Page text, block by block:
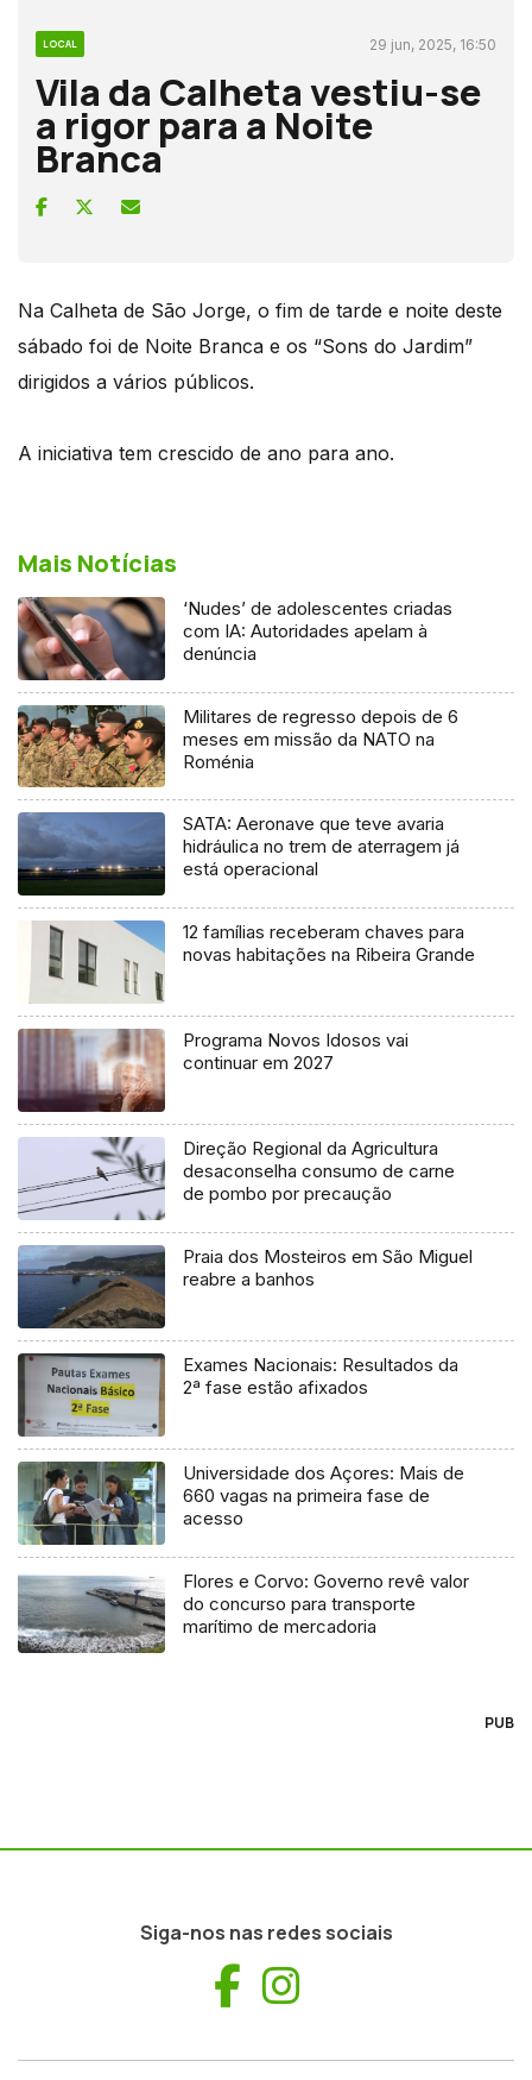
LOCAL 29 jun, 2025, 16:50
Vila da Calheta vestiu-se
a rigor para a Noite
Branca
Na Calheta de São Jorge, o fim de tarde e noite deste
sábado foi de Noite Branca e os “Sons do Jardim”
dirigidos a vários públicos.
A iniciativa tem crescido de ano para ano.
Mais Notícias
‘Nudes’ de adolescentes criadas
com IA: Autoridades apelam à
denúncia
Militares de regresso depois de 6
meses em missão da NATO na
Roménia
SATA: Aeronave que teve avaria
hidráulica no trem de aterragem já
está operacional
12 famílias receberam chaves para
novas habitações na Ribeira Grande
Programa Novos Idosos vai
continuar em 2027
Direção Regional da Agricultura
desaconselha consumo de carne
de pombo por precaução
Praia dos Mosteiros em São Miguel
reabre a banhos
Exames Nacionais: Resultados da
2ª fase estão afixados
Universidade dos Açores: Mais de
660 vagas na primeira fase de
acesso
Flores e Corvo: Governo revê valor
do concurso para transporte
marítimo de mercadoria
PUB
Siga-nos nas redes sociais
Facebook